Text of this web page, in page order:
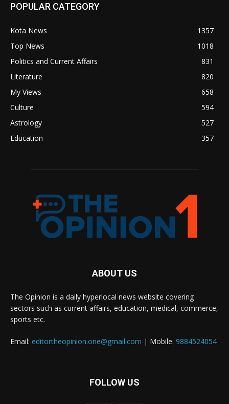
POPULAR CATEGORY
Kota News
1357
Top News
1018
Politics and Current Affairs
831
Literature
820
My Views
658
Culture
594
Astrology
527
Education
357
ABOUT US
The Opinion is a daily hyperlocal news website covering
sectors such as current affairs, education, medical, commerce,
sports etc.
Email: editortheopinion.one@gmail.com | Mobile: 9884524054
FOLLOW US